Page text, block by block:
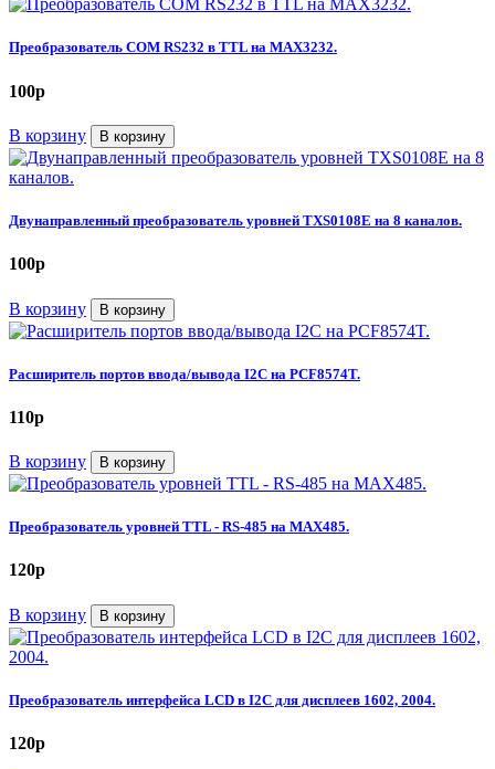
Преобразователь COM RS232 в TTL на MAX3232.
100p
В корзину В корзину
Двунаправленный преобразователь уровней TXS0108E на 8 каналов.
100p
В корзину В корзину
Расширитель портов ввода/вывода I2C на PCF8574T.
110p
В корзину В корзину
Преобразователь уровней TTL - RS-485 на MAX485.
120p
В корзину В корзину
Преобразователь интерфейса LCD в I2C для дисплеев 1602, 2004.
120p